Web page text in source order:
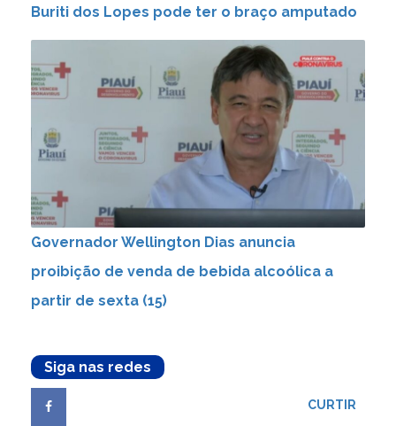
Buriti dos Lopes pode ter o braço amputado
Governador Wellington Dias anuncia
proibição de venda de bebida alcoólica a
partir de sexta (15)
Siga nas redes
CURTIR